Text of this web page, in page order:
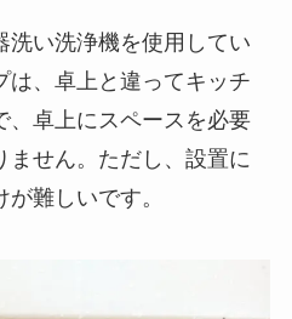
洗い洗浄機を使用してい
は、卓上と違ってキッチ
、卓上にスペースを必要
ません。ただし、設置に
難しいです。